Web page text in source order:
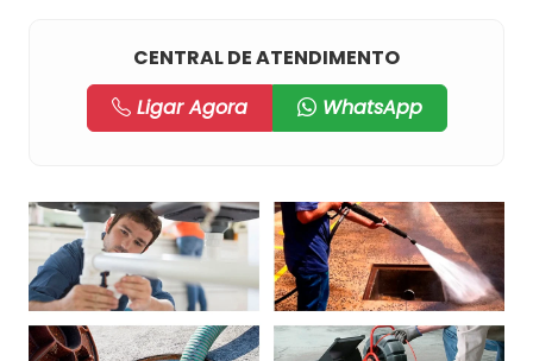
CENTRAL DE ATENDIMENTO
Ligar Agora
WhatsApp